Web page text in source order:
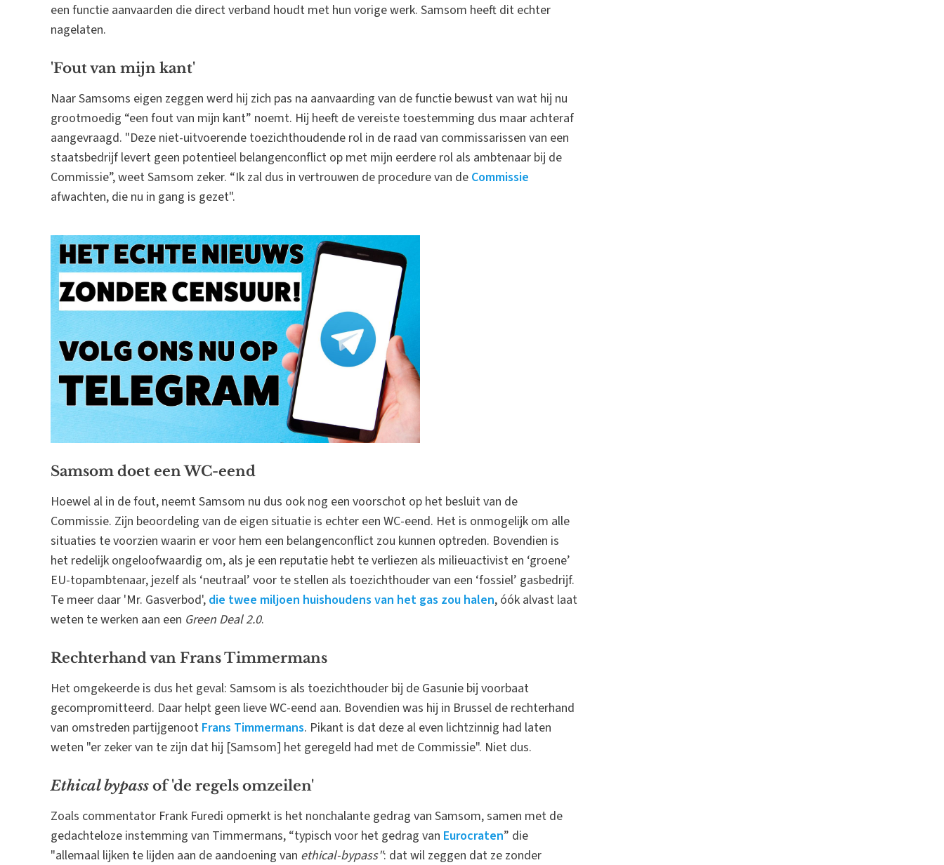
een functie aanvaarden die direct verband houdt met hun vorige werk. Samsom heeft dit echter
nagelaten.
'Fout van mijn kant'
Naar Samsoms eigen zeggen werd hij zich pas na aanvaarding van de functie bewust van wat hij nu
grootmoedig “een fout van mijn kant” noemt. Hij heeft de vereiste toestemming dus maar achteraf
aangevraagd. "Deze niet-uitvoerende toezichthoudende rol in de raad van commissarissen van een
staatsbedrijf levert geen potentieel belangenconflict op met mijn eerdere rol als ambtenaar bij de
Commissie”, weet Samsom zeker. “Ik zal dus in vertrouwen de procedure van de Commissie
afwachten, die nu in gang is gezet".
Samsom doet een WC-eend
Hoewel al in de fout, neemt Samsom nu dus ook nog een voorschot op het besluit van de
Commissie. Zijn beoordeling van de eigen situatie is echter een WC-eend. Het is onmogelijk om alle
situaties te voorzien waarin er voor hem een belangenconflict zou kunnen optreden. Bovendien is
het redelijk ongeloofwaardig om, als je een reputatie hebt te verliezen als milieuactivist en ‘groene’
EU-topambtenaar, jezelf als ‘neutraal’ voor te stellen als toezichthouder van een ‘fossiel’ gasbedrijf.
Te meer daar 'Mr. Gasverbod', die twee miljoen huishoudens van het gas zou halen, óók alvast laat
weten te werken aan een Green Deal 2.0.
Rechterhand van Frans Timmermans
Het omgekeerde is dus het geval: Samsom is als toezichthouder bij de Gasunie bij voorbaat
gecompromitteerd. Daar helpt geen lieve WC-eend aan. Bovendien was hij in Brussel de rechterhand
van omstreden partijgenoot Frans Timmermans. Pikant is dat deze al even lichtzinnig had laten
weten "er zeker van te zijn dat hij [Samsom] het geregeld had met de Commissie". Niet dus.
Ethical bypass of 'de regels omzeilen'
Zoals commentator Frank Furedi opmerkt is het nonchalante gedrag van Samsom, samen met de
gedachteloze instemming van Timmermans, “typisch voor het gedrag van Eurocraten” die
"allemaal lijken te lijden aan de aandoening van ethical-bypass": dat wil zeggen dat ze zonder